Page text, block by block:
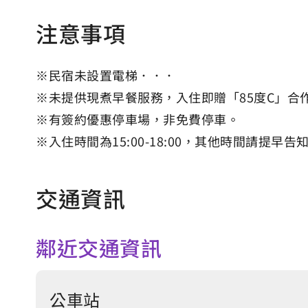
注意事項
※民宿未設置電梯．．．
※未提供現煮早餐服務，入住即贈「85度C」合
※有簽約優惠停車場，非免費停車。
※入住時間為15:00-18:00，其他時間請提早告
交通資訊
鄰近交通資訊
公車站